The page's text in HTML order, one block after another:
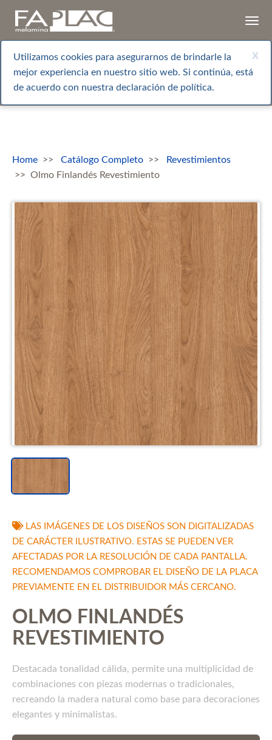
x
Utilizamos cookies para asegurarnos de brindarle la
mejor experiencia en nuestro sitio web. Si continúa, está
de acuerdo con nuestra declaración de política.
Home Catálogo Completo
Revestimientos
Olmo Finlandés Revestimiento
LAS IMÁGENES DE LOS DISEÑOS SON DIGITALIZADAS
DE CARÁCTER ILUSTRATIVO. ESTAS SE PUEDEN VER
AFECTADAS POR LA RESOLUCIÓN DE CADA PANTALLA.
RECOMENDAMOS COMPROBAR EL DISEÑO DE LA PLACA
PREVIAMENTE EN EL DISTRIBUIDOR MÁS CERCANO.
OLMO FINLANDÉS
REVESTIMIENTO
Destacada tonalidad cálida, permite una multiplicidad de
combinaciones con piezas modernas o tradicionales,
recreando la madera natural como base para decoraciones
elegantes y minimalistas.